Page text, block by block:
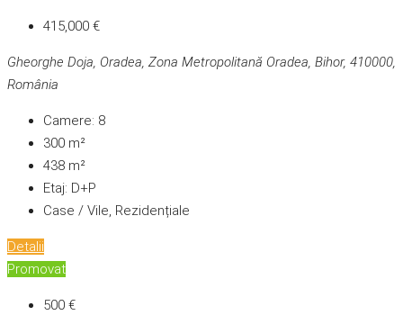
415,000 €
Gheorghe Doja, Oradea, Zona Metropolitană Oradea, Bihor, 410000,
România
Camere: 8
300 m²
438 m²
Etaj: D+P
Case / Vile, Rezidențiale
Detalii
Promovat
500 €